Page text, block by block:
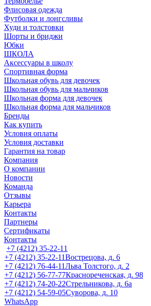
Флисовая одежда
Футболки и лонгсливы
Худи и толстовки
Шорты и бриджи
Юбки
ШКОЛА
Аксессуары в школу
Спортивная форма
Школьная обувь для девочек
Школьная обувь для мальчиков
Школьная форма для девочек
Школьная форма для мальчиков
Бренды
Как купить
Условия оплаты
Условия доставки
Гарантия на товар
Компания
О компании
Новости
Команда
Отзывы
Карьера
Контакты
Партнеры
Сертификаты
Контакты
+7 (4212) 35-22-11
+7 (4212) 35-22-11Вострецова, д. 6
+7 (4212) 76-44-11Льва Толстого, д. 2
+7 (4212) 56-77-77Краснореченская, д. 98
+7 (4212) 74-20-22Стрельникова, д. 6а
+7 (4212) 54-59-05Суворова, д. 10
WhatsApp